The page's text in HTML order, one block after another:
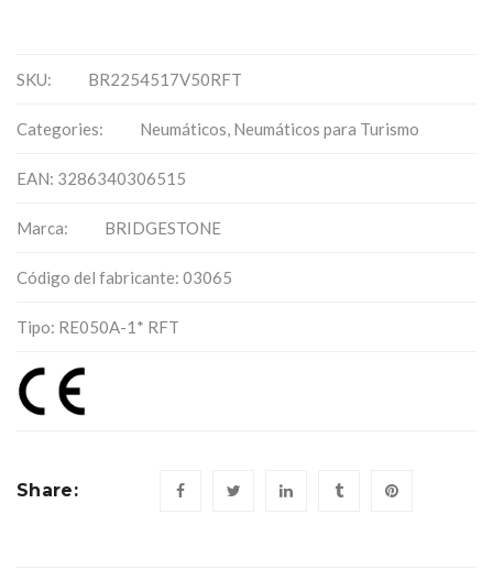
SKU: BR2254517V50RFT
Categories: Neumáticos, Neumáticos para Turismo
EAN: 3286340306515
Marca: BRIDGESTONE
Código del fabricante: 03065
Tipo: RE050A-1* RFT
Share: